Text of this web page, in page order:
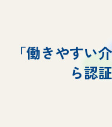
「働きやすい
ら認